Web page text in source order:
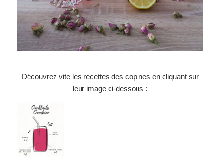
Découvrez vite les recettes des copines en cliquant sur
leur image ci-dessous :